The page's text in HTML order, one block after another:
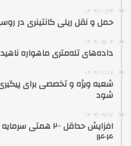
۱۴۰۲/۱۰/۲۴
حمل و نقل ریلی کانتینری در
۱۴۰۴/۰۵/۰۳
داده‌های تله‌متری ماهواره ناهید ۲ دریافت شد
۱۴۰۲/۱۱/۱۷
شعبه ویژه و تخصصی برای
شود
۱۴۰۳/۰۹/۱۶
افزایش حداقل ۲۰۰
۱۴۰۴